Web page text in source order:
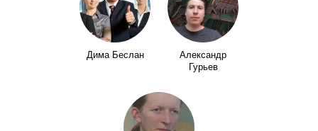
Дима Беслан
Александр
Гурьев